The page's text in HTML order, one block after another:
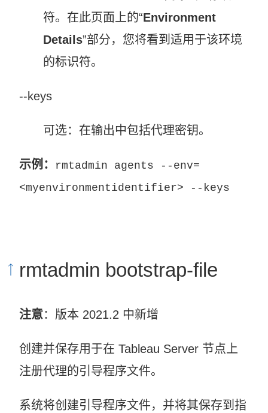
符。在此页面上的“Environment
Details”部分，您将看到适用于该环境
的标识符。
--keys
可选：在输出中包括代理密钥。
示例：
rmtadmin agents --env=
<myenvironmentidentifier> --keys
rmtadmin bootstrap-file
注意：版本 2021.2 中新增
创建并保存用于在 Tableau Server 节点上
注册代理的引导程序文件。
系统将创建引导程序文件，并将其保存到指